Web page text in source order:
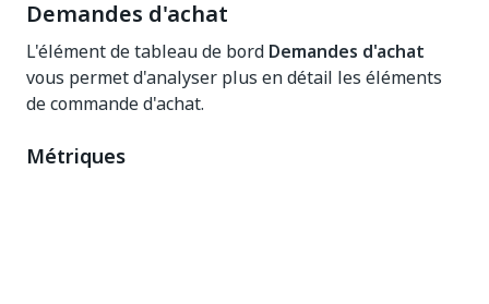
Demandes d'achat
L'élément de tableau de bord Demandes d'achat
vous permet d'analyser plus en détail les éléments
de commande d'achat.
Métriques